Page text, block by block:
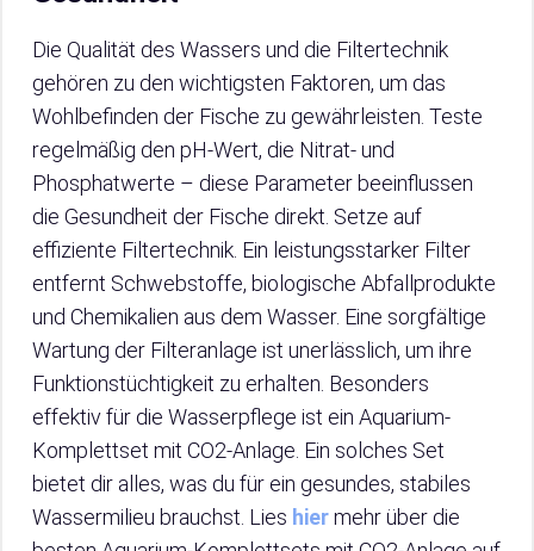
Die Qualität des Wassers und die Filtertechnik
gehören zu den wichtigsten Faktoren, um das
Wohlbefinden der Fische zu gewährleisten. Teste
regelmäßig den pH-Wert, die Nitrat- und
Phosphatwerte – diese Parameter beeinflussen
die Gesundheit der Fische direkt. Setze auf
effiziente Filtertechnik. Ein leistungsstarker Filter
entfernt Schwebstoffe, biologische Abfallprodukte
und Chemikalien aus dem Wasser. Eine sorgfältige
Wartung der Filteranlage ist unerlässlich, um ihre
Funktionstüchtigkeit zu erhalten. Besonders
effektiv für die Wasserpflege ist ein Aquarium-
Komplettset mit CO2-Anlage. Ein solches Set
bietet dir alles, was du für ein gesundes, stabiles
Wassermilieu brauchst. Lies hiermehr über die